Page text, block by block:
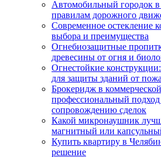
Автомобильный городок в
правилам дорожного
Современное остекление
выбора и преимущества
Огнебиозащитные
древесины от огня и
Огнестойкие
для защиты зданий от
Брокеридж в
профессиональный
сопровождению сделок
Какой микронаушник
магнитный или
Купить квартиру в
решение